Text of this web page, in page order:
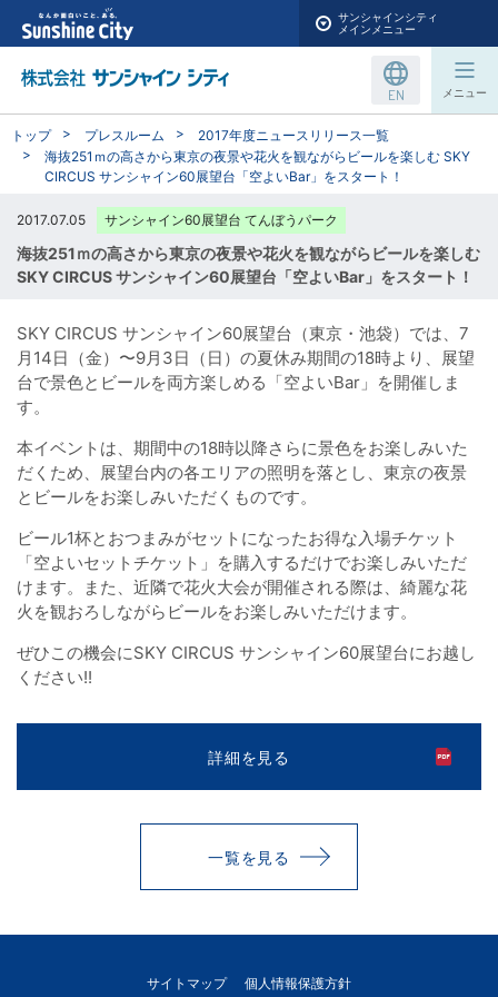
サンシャインシティ
メインメニュー
EN メニュー
トップ プレスルーム
2017年度ニュースリリース一覧
海抜251ｍの高さから東京の夜景や花火を観ながらビールを楽しむ SKY
CIRCUS サンシャイン60展望台「空よいBar」をスタート！
2017.07.05 サンシャイン60展望台 てんぼうパーク
海抜251ｍの高さから東京の夜景や花火を観ながらビールを楽しむ
SKY CIRCUS サンシャイン60展望台「空よいBar」をスタート！
SKY CIRCUS サンシャイン60展望台（東京・池袋）では、7
月14日（金）〜9月3日（日）の夏休み期間の18時より、展望
台で景色とビールを両方楽しめる「空よいBar」を開催しま
す。
本イベントは、期間中の18時以降さらに景色をお楽しみいた
だくため、展望台内の各エリアの照明を落とし、東京の夜景
とビールをお楽しみいただくものです。
ビール1杯とおつまみがセットになったお得な入場チケット
「空よいセットチケット」を購入するだけでお楽しみいただ
けます。また、近隣で花火大会が開催される際は、綺麗な花
火を観おろしながらビールをお楽しみいただけます。
ぜひこの機会にSKY CIRCUS サンシャイン60展望台にお越し
ください!!
詳細を見る
一覧を見る
サイトマップ 個人情報保護方針